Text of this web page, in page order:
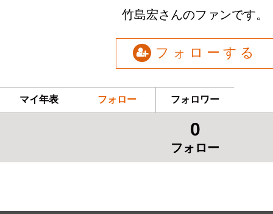
竹島宏さんのファンです。
フォローする
マイ年表 フォロー フォロワー
0
フォロー